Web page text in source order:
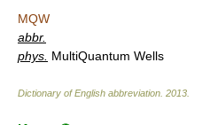
MQW
abbr.
phys. MultiQuantum Wells
Dictionary of English abbreviation 2013